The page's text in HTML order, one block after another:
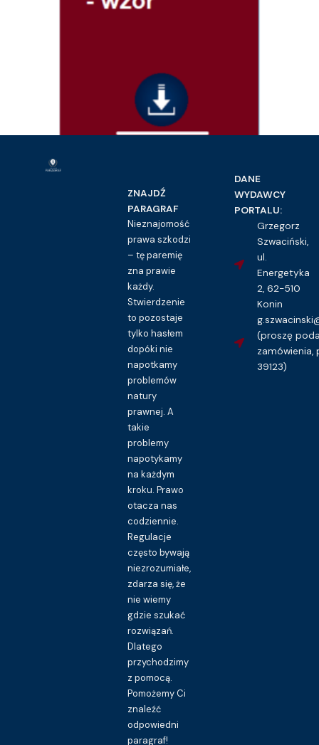
16.00
Kupuję dostęp do wzoru pisma
ZNAJDŹ
PARAGRAF
Nieznajomość
prawa szkodzi
– tę paremię
zna prawie
każdy.
Stwierdzenie
to pozostaje
tylko hasłem
dopóki nie
napotkamy
problemów
natury
prawnej. A
takie
problemy
napotykamy
na każdym
kroku. Prawo
otacza nas
codziennie.
Regulacje
często bywają
niezrozumiałe,
zdarza się, że
nie wiemy
gdzie szukać
rozwiązań.
Dlatego
przychodzimy
z pomocą.
Pomożemy Ci
znaleźć
odpowiedni
paragraf!
DANE
WYDAWCY
PORTALU:
Grzegorz
Szwaciński,
ul.
Energetyka
2, 62-510
Konin
(proszę
zamówienia,
39123)